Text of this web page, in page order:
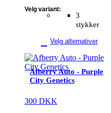
3
stykker
Velg variant:
Velg alternativer
Afberry Auto - Purple
City Genetics
300 DKK
Dette
produktet
har
flere
Alternativene